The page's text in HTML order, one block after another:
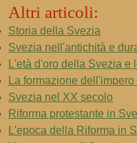
Altri articoli:
Storia della Svezia
Svezia nell'antichità e
L'età d'oro della Svezia e
La formazione
Svezia nel XX secolo
Riforma protestante in
L'epoca della Riforma in